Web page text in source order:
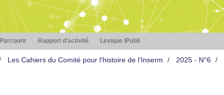
Parcourir Rapport d'activité Lexique iPubli
Les Cahiers du Comité pour l'histoire de l'Inserm 2025 - N°6